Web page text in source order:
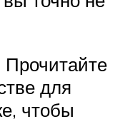
для
чтобы